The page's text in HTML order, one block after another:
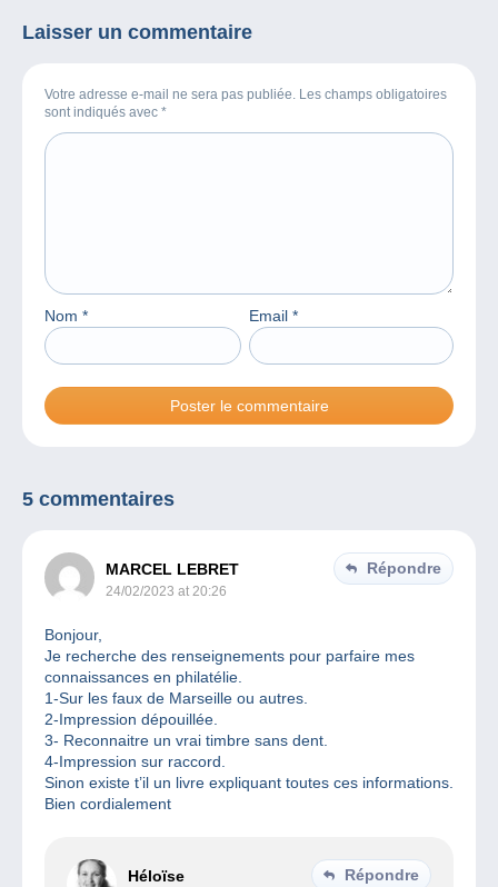
Laisser un commentaire
Votre adresse e-mail ne sera pas publiée. Les champs obligatoires
sont indiqués avec *
Nom * Email *
5 commentaires
MARCEL LEBRET
24/02/2023 at 20:26
Répondre
Bonjour,
Je recherche des renseignements pour parfaire mes
connaissances en philatélie.
1-Sur les faux de Marseille ou autres.
2-Impression dépouillée.
3- Reconnaitre un vrai timbre sans dent.
4-Impression sur raccord.
Sinon existe t’il un livre expliquant toutes ces informations.
Bien cordialement
Héloïse Répondre